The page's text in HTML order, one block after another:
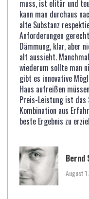
muss, ist elitär und
kann man durchaus
alte Substanz
Anforderungen
Dämmung, klar, aber
alt aussieht.
wiederum sollte man
gibt es innovative
Haus aufreißen
Preis-Leistung ist
Kombination aus
beste Ergebnis zu
Bernd
August